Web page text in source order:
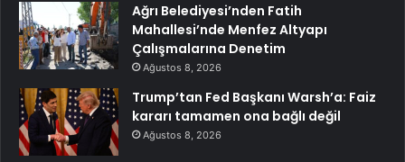
Ağrı Belediyesi’nden Fatih
Mahallesi’nde Menfez Altyapı
Çalışmalarına Denetim
Ağustos 8, 2026
Trump’tan Fed Başkanı Warsh’a: Faiz
kararı tamamen ona bağlı değil
Ağustos 8, 2026